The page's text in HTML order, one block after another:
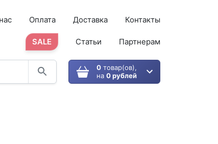
Оплата Доставка Контакты
SALE Статьи Партнерам
0товар(ов),
на 0 рублей